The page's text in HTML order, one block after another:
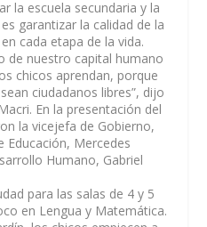
la escuela secundaria y la
garantizar la calidad de la
cada etapa de la vida.
de nuestro capital humano
chicos aprendan, porque
ciudadanos libres”, dijo
En la presentación del
la vicejefa de Gobierno,
Educación, Mercedes
Humano, Gabriel
para las salas de 4 y 5
en Lengua y Matemática.